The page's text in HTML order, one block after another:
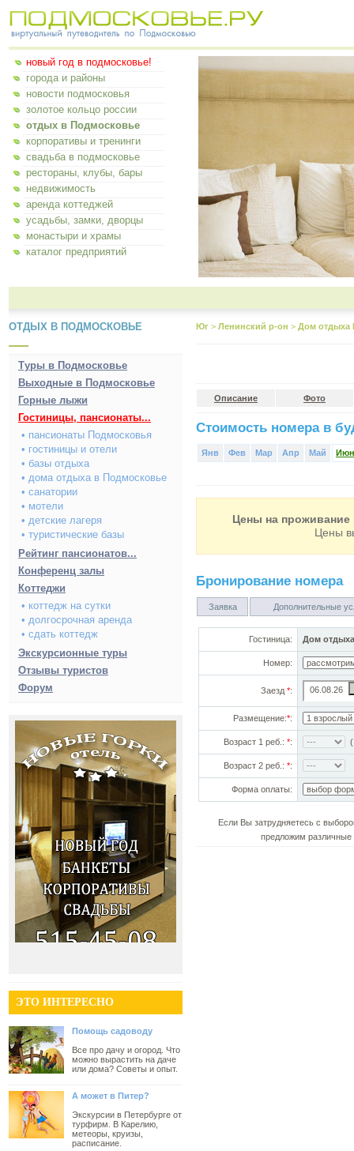
новый год в подмосковье!
города и районы
новости подмосковья
золотое кольцо россии
отдых в Подмосковье
корпоративы и тренинги
свадьба в подмосковье
рестораны, клубы, бары
недвижимость
аренда коттеджей
усадьбы, замки, дворцы
монастыри и храмы
каталог предприятий
ОТДЫХ В ПОДМОСКОВЬЕ
Туры в Подмосковье
Выходные в Подмосковье
Горные лыжи
Гостиницы, пансионаты...
• пансионаты Подмосковья
• гостиницы и отели
• базы отдыха
• дома отдыха в Подмосковье
• санатории
• мотели
• детские лагеря
• туристические базы
Рейтинг пансионатов...
Конференц залы
Коттеджи
• коттедж на сутки
• долгосрочная аренда
• сдать коттедж
Экскурсионные туры
Отзывы туристов
Форум
ЭТО ИНТЕРЕСНО
Помощь садоводу
Все про дачу и огород. Что
можно вырастить на даче
или дома? Советы и опыт.
А может в Питер?
Экскурсии в Петербурге от
турфирм. В Карелию,
метеоры, круизы,
расписание.
Юг > Ленинский р-он > Дом отдыха
Описание Фото
Стоимость номера в
Янв Фев Мар Апр Май Июн
Цены на проживание
Цены
Бронирование номера
Заявка Дополнительные
Гостиница: Дом
Номер:
Заезд *:
Размещение:*:
Возраст 1 реб.: *:
Возраст 2 реб.: *:
Форма оплаты:
Если Вы затрудняетесь с
предложим различные